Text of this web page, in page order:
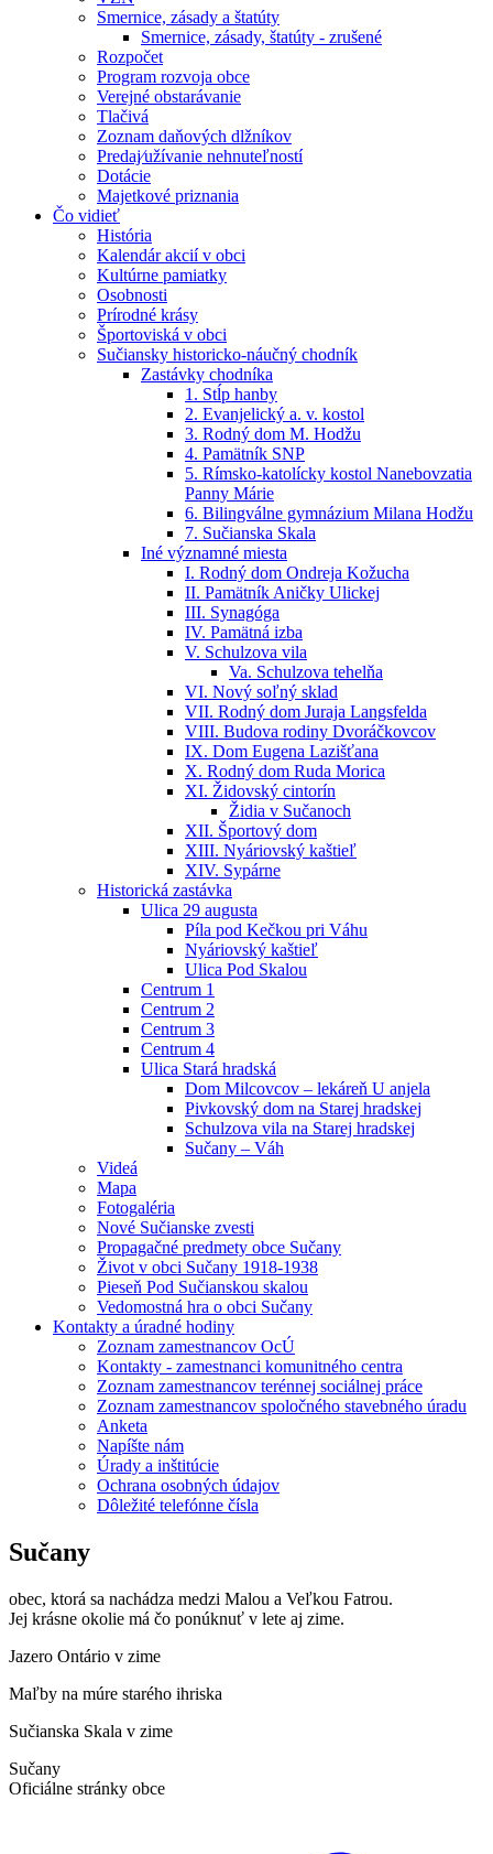
Smernice, zásady a štatúty
Smernice, zásady, štatúty - zrušené
Rozpočet
Program rozvoja obce
Verejné obstarávanie
Tlačivá
Zoznam daňových dlžníkov
Predaj⁄užívanie nehnuteľností
Dotácie
Majetkové priznania
Čo vidieť
História
Kalendár akcií v obci
Kultúrne pamiatky
Osobnosti
Prírodné krásy
Športoviská v obci
Sučiansky historicko-náučný chodník
Zastávky chodníka
1. Stĺp hanby
2. Evanjelický a. v. kostol
3. Rodný dom M. Hodžu
4. Pamätník SNP
5. Rímsko-katolícky kostol Nanebovzatia
Panny Márie
6. Bilingválne gymnázium Milana Hodžu
7. Sučianska Skala
Iné významné miesta
I. Rodný dom Ondreja Kožucha
II. Pamätník Aničky Ulickej
III. Synagóga
IV. Pamätná izba
V. Schulzova vila
Va. Schulzova tehelňa
VI. Nový soľný sklad
VII. Rodný dom Juraja Langsfelda
VIII. Budova rodiny Dvoráčkovcov
IX. Dom Eugena Lazišťana
X. Rodný dom Ruda Morica
XI. Židovský cintorín
Židia v Sučanoch
XII. Športový dom
XIII. Nyáriovský kaštieľ
XIV. Sypárne
Historická zastávka
Ulica 29 augusta
Píla pod Kečkou pri Váhu
Nyáriovský kaštieľ
Ulica Pod Skalou
Centrum 1
Centrum 2
Centrum 3
Centrum 4
Ulica Stará hradská
Dom Milcovcov – lekáreň U anjela
Pivkovský dom na Starej hradskej
Schulzova vila na Starej hradskej
Sučany – Váh
Videá
Mapa
Fotogaléria
Nové Sučianske zvesti
Propagačné predmety obce Sučany
Život v obci Sučany 1918-1938
Pieseň Pod Sučianskou skalou
Vedomostná hra o obci Sučany
Kontakty a úradné hodiny
Zoznam zamestnancov OcÚ
Kontakty - zamestnanci komunitného centra
Zoznam zamestnancov terénnej sociálnej práce
Zoznam zamestnancov spoločného stavebného úradu
Anketa
Napíšte nám
Úrady a inštitúcie
Ochrana osobných údajov
Dôležité telefónne čísla
Sučany
obec, ktorá sa nachádza medzi Malou a Veľkou Fatrou.
Jej krásne okolie má čo ponúknuť v lete aj zime.
Jazero Ontário v zime
Maľby na múre starého ihriska
Sučianska Skala v zime
Sučany
Oficiálne stránky obce